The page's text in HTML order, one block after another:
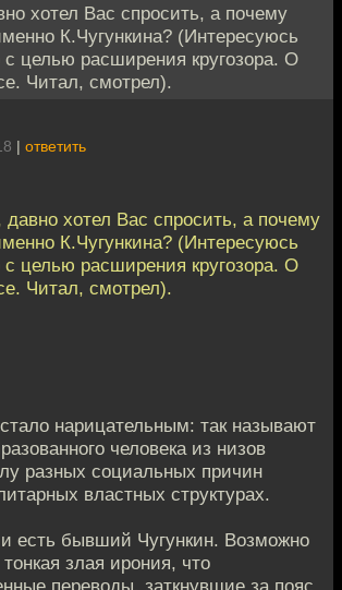
хотел Вас спросить, а почему
К.Чугункина? (Интересуюсь
с целью расширения кругозора. О
Читал, смотрел).
| ответить
хотел Вас спросить, а почему
К.Чугункина? (Интересуюсь
с целью расширения кругозора. О
Читал, смотрел).
нарицательным: так называют
человека из низов
разных социальных причин
властных структурах.
есть бывший Чугункин. Возможно
злая ирония, что